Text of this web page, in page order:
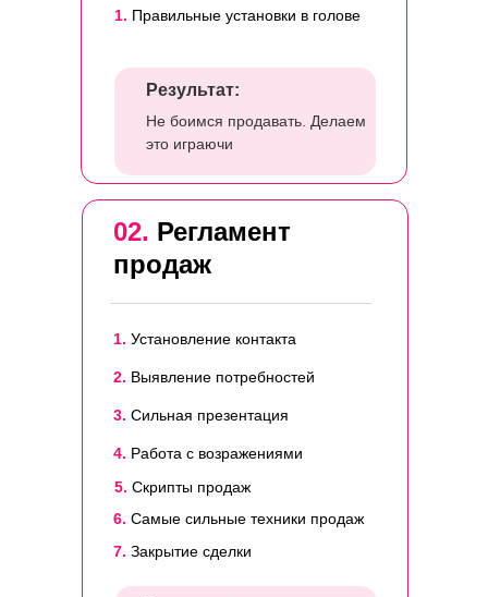
1. Правильные установки в голове
Результат:
Не боимся продавать. Делаем
это играючи
02. Регламент
продаж
1. Установление контакта
2. Выявление потребностей
3. Сильная презентация
4. Работа с возражениями
5. Скрипты продаж
6. Самые сильные техники продаж
7. Закрытие сделки